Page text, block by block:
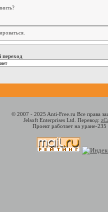
.
© 2007 - 2025 Anti-Free.ru Все права
Jelsoft Enterprises Ltd. Перевод:
Проект работает на уране-235